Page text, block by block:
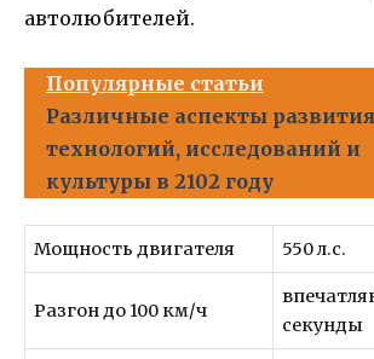
автолюбителей.
Популярные статьи
Различные аспекты развития
технологий, исследований и
культуры в 2102 году
Мощность двигателя 550 л.с.
Разгон до 100 км/ч
секунды